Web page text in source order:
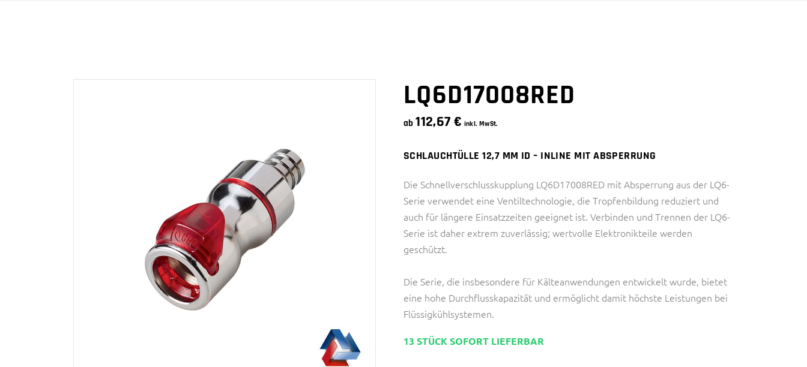
LQ6D17008RED
ab112,67 € inkl. MwSt.
SCHLAUCHTÜLLE 12,7 MM ID – INLINE MIT ABSPERRUNG
Die Schnellverschlusskupplung LQ6D17008RED mit Absperrung aus der LQ6-
Serie verwendet eine Ventiltechnologie, die Tropfenbildung reduziert und
auch für längere Einsatzzeiten geeignet ist. Verbinden und Trennen der LQ6-
Serie ist daher extrem zuverlässig; wertvolle Elektronikteile werden
geschützt.
Die Serie, die insbesondere für Kälteanwendungen entwickelt wurde, bietet
eine hohe Durchflusskapazität und ermöglicht damit höchste Leistungen bei
Flüssigkühlsystemen.
13 STÜCK SOFORT LIEFERBAR